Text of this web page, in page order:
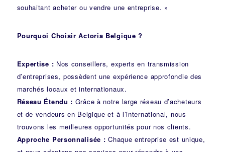
souhaitant acheter ou vendre une entreprise. »
Pourquoi Choisir Actoria Belgique ?
Expertise : Nos conseillers, experts en transmission
d’entreprises, possèdent une expérience approfondie des
marchés locaux et internationaux.
Réseau Étendu : Grâce à notre large réseau d’acheteurs
et de vendeurs en Belgique et à l’international, nous
trouvons les meilleures opportunités pour nos clients.
Approche Personnalisée : Chaque entreprise est unique,